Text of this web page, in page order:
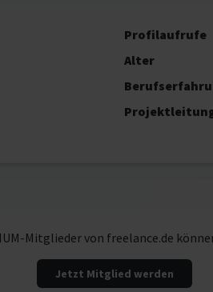
Profilaufrufe
Alter
Mitglieder von freelance.de
Jetzt Mitglied werden